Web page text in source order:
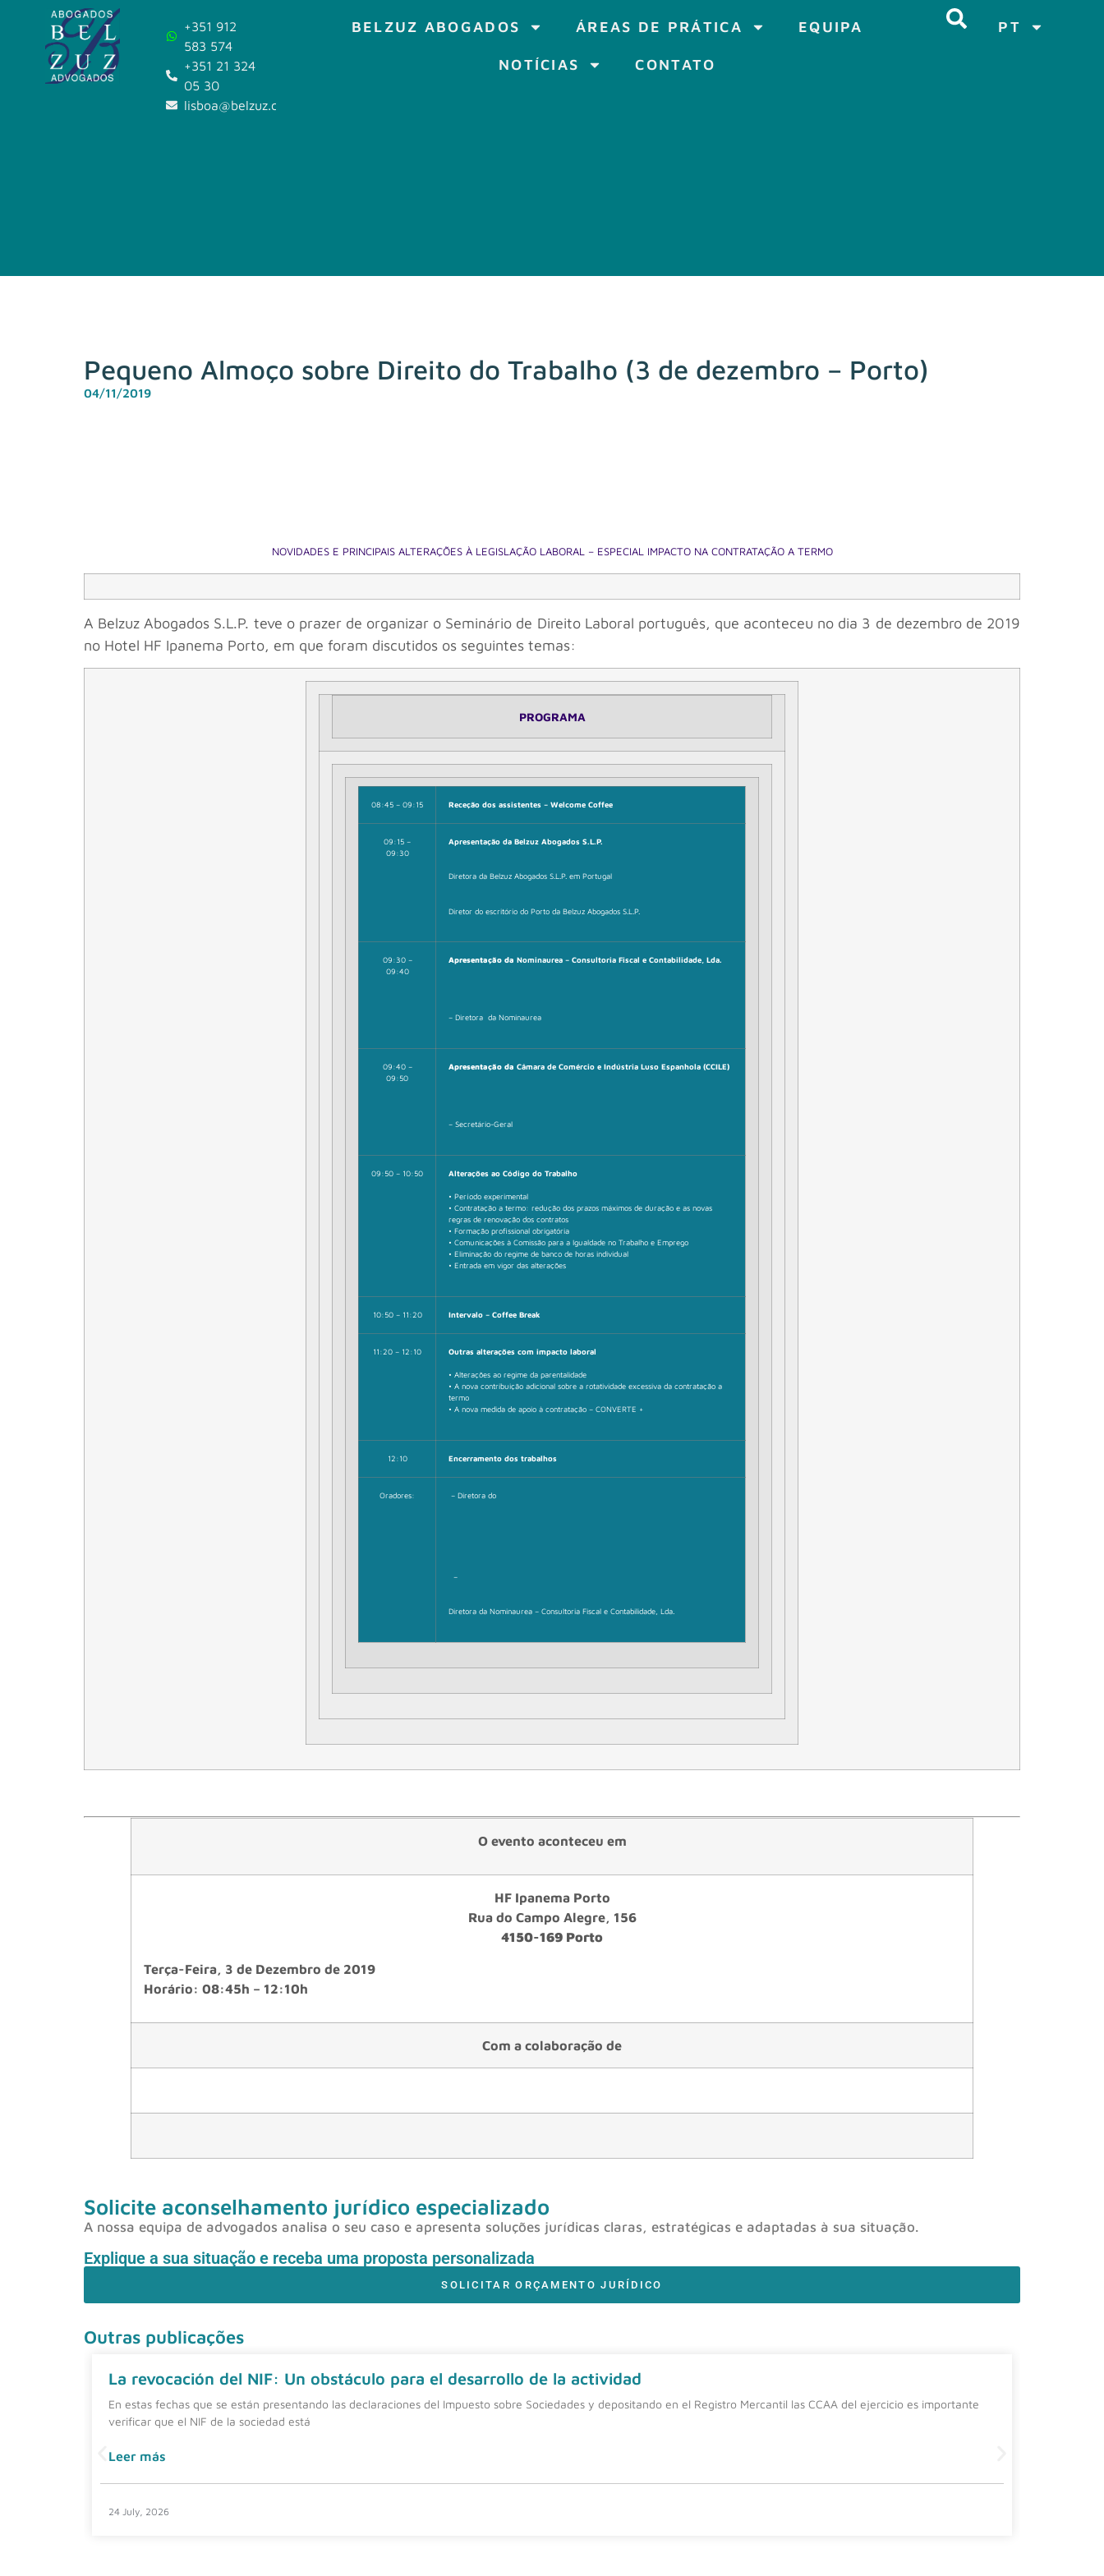
+351 912
583 574
+351 21 324
05 30
lisboa@belzuz.com
BELZUZ ABOGADOS ÁREAS DE PRÁTICA EQUIPA
NOTÍCIAS CONTATO
PT
Pequeno Almoço sobre Direito do Trabalho (3 de dezembro – Porto)
04/11/2019
NOVIDADES E PRINCIPAIS ALTERAÇÕES À LEGISLAÇÃO LABORAL – ESPECIAL IMPACTO NA CONTRATAÇÃO A TERMO
A Belzuz Abogados S.L.P. teve o prazer de organizar o Seminário de Direito Laboral português, que aconteceu no dia 3 de dezembro de 2019
no Hotel HF Ipanema Porto, em que foram discutidos os seguintes temas:
PROGRAMA
08:45 – 09:15 Receção dos assistentes – Welcome Coffee
09:15 –
09:30
Apresentação da Belzuz Abogados S.L.P.
Diretora da Belzuz Abogados S.L.P. em Portugal
Diretor do escritório do Porto da Belzuz Abogados S.L.P.
09:30 –
09:40
Apresentação da Nominaurea – Consultoria Fiscal e Contabilidade, Lda.
– Diretora da Nominaurea
09:40 –
09:50
Apresentação da Câmara de Comércio e Indústria Luso Espanhola (CCILE)
– Secretário-Geral
09:50 – 10:50 Alterações ao Código do Trabalho
• Período experimental
• Contratação a termo: redução dos prazos máximos de duração e as novas
regras de renovação dos contratos
• Formação profissional obrigatória
• Comunicações à Comissão para a Igualdade no Trabalho e Emprego
• Eliminação do regime de banco de horas individual
• Entrada em vigor das alterações
10:50 – 11:20 Intervalo – Coffee Break
11:20 – 12:10 Outras alterações com impacto laboral
• Alterações ao regime da parentalidade
• A nova contribuição adicional sobre a rotatividade excessiva da contratação a
termo
• A nova medida de apoio à contratação – CONVERTE +
12:10 Encerramento dos trabalhos
Oradores: – Diretora do
–
Diretora da Nominaurea – Consultoria Fiscal e Contabilidade, Lda.
O evento aconteceu em
HF Ipanema Porto
Rua do Campo Alegre, 156
4150-169 Porto
Terça-Feira, 3 de Dezembro de 2019
Horário: 08:45h – 12:10h
Com a colaboração de
Solicite aconselhamento jurídico especializado
A nossa equipa de advogados analisa o seu caso e apresenta soluções jurídicas claras, estratégicas e adaptadas à sua situação.
Explique a sua situação e receba uma proposta personalizada
SOLICITAR ORÇAMENTO JURÍDICO
Outras publicações
La revocación del NIF: Un obstáculo para el desarrollo de la actividad
En estas fechas que se están presentando las declaraciones del Impuesto sobre Sociedades y depositando en el Registro Mercantil las CCAA del ejercicio es importante
verificar que el NIF de la sociedad está
Leer más
24 July, 2026